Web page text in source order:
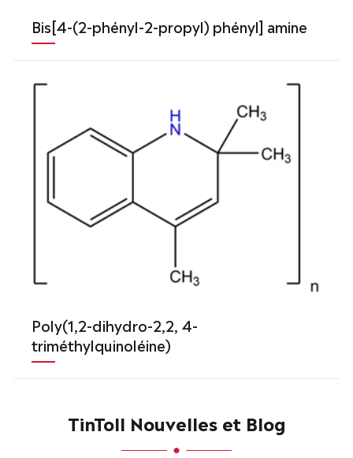
Bis[4-(2-phényl-2-propyl) phényl] amine
Poly(1,2-dihydro-2,2, 4-
triméthylquinoléine)
TinToll Nouvelles et Blog